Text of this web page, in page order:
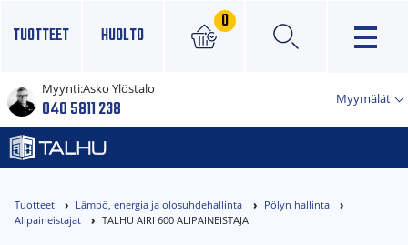
TUOTTEET HUOLTO
0
×
Myynti:Asko Ylöstalo
040 5811 238 Myymälät
Tuotteet Lämpö, energia ja olosuhdehallinta
Pölyn hallinta
Alipaineistajat
TALHU AIRI 600 ALIPAINEISTAJA